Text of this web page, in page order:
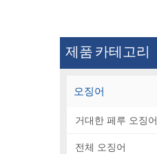
제품 카테고리
오징어
거대한 페루 오징어
전체 오징어